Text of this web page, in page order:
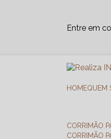
Entre em
HOME
CORRIMÃO
CORRIMÃO